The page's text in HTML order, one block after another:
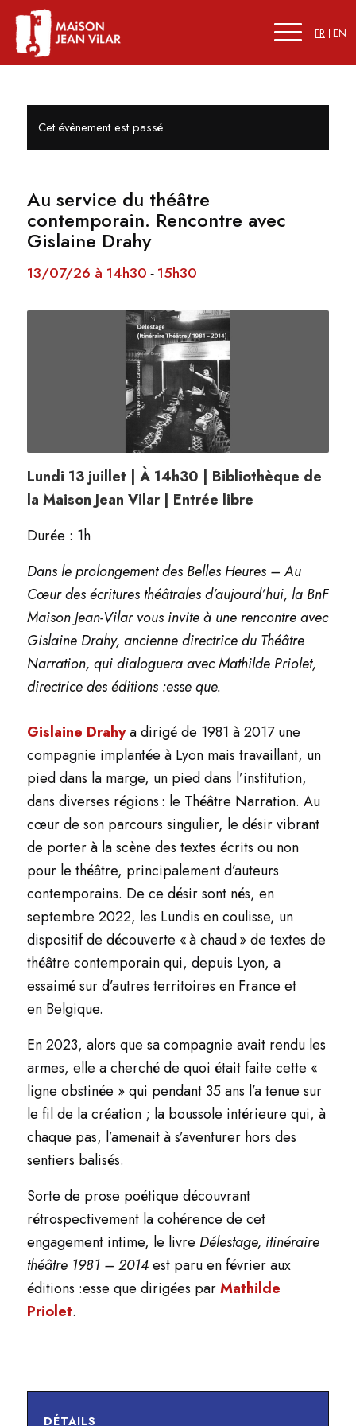
FR EN
Cet évènement est passé
Au service du théâtre
contemporain. Rencontre avec
Gislaine Drahy
13/07/26 à 14h30 - 15h30
Lundi 13 juillet | À 14h30 | Bibliothèque de
la Maison Jean Vilar | Entrée libre
Durée : 1h
Dans le prolongement des Belles Heures – Au
Cœur des écritures théâtrales d’aujourd’hui, la BnF
Maison Jean-Vilar vous invite à une rencontre avec
Gislaine Drahy, ancienne directrice du Théâtre
Narration, qui dialoguera avec Mathilde Priolet,
directrice des éditions :esse que.
Gislaine Drahya dirigé de 1981 à 2017 une
compagnie implantée à Lyon mais travaillant, un
pied dans la marge, un pied dans l’institution,
dans diverses régions : le Théâtre Narration. Au
cœur de son parcours singulier, le désir vibrant
de porter à la scène des textes écrits ou non
pour le théâtre, principalement d’auteurs
contemporains. De ce désir sont nés, en
septembre 2022, les Lundis en coulisse, un
dispositif de découverte « à chaud » de textes de
théâtre contemporain qui, depuis Lyon, a
essaimé sur d’autres territoires en France et
en Belgique.
En 2023, alors que sa compagnie avait rendu les
armes, elle a cherché de quoi était faite cette «
ligne obstinée » qui pendant 35 ans l’a tenue sur
le fil de la création ; la boussole intérieure qui, à
chaque pas, l’amenait à s’aventurer hors des
sentiers balisés.
Sorte de prose poétique découvrant
rétrospectivement la cohérence de cet
engagement intime, le livre Délestage, itinéraire
théâtre 1981 – 2014est paru en février aux
éditions :esse que dirigées parMathilde
Priolet.
DÉTAILS